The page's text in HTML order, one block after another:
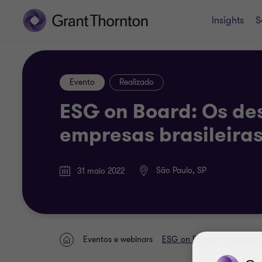
Insights
ESG on Board: Os
empresas brasileiras
Evento Realizado
31 maio 2022 São Paulo, SP
HOMEEventos e webinars ESG on Board - Os